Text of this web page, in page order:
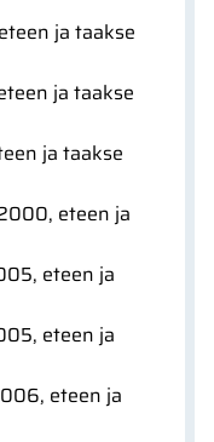
ja taakse
ja taakse
ja taakse
eteen ja
eteen ja
eteen ja
eteen ja